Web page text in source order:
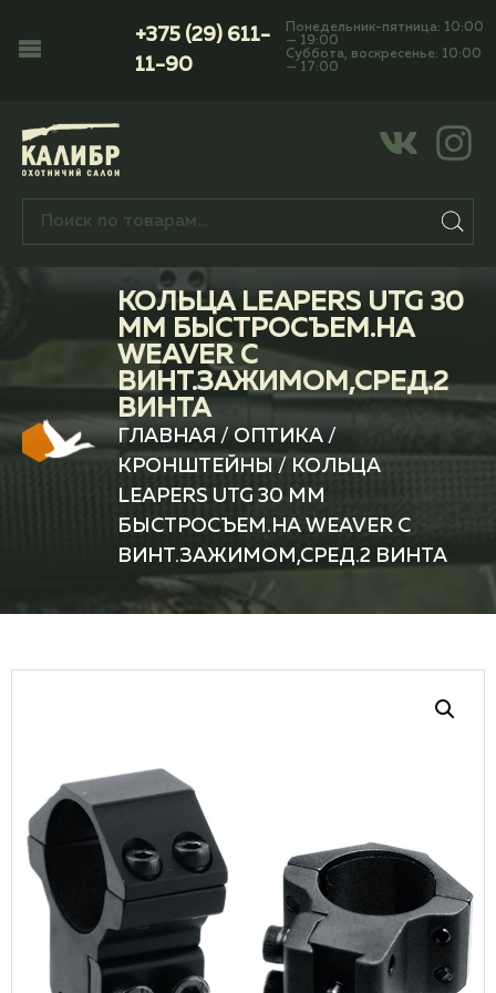
+375 (29) 611-
11-90
Понедельник-пятница: 10:00
— 19:00
Суббота, воскресенье: 10:00
— 17:00
КОЛЬЦА LEAPERS UTG 30
ММ БЫСТРОСЪЕМ.НА
WEAVER С
ВИНТ.ЗАЖИМОМ,СРЕД.2
ВИНТА
ГЛАВНАЯ / ОПТИКА/
КРОНШТЕЙНЫ / КОЛЬЦА
LEAPERS UTG 30 ММ
БЫСТРОСЪЕМ.НА WEAVER С
ВИНТ.ЗАЖИМОМ,СРЕД.2 ВИНТА